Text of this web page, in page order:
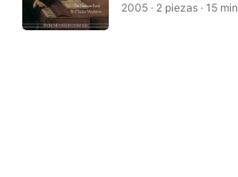
2005 · 2 piezas · 15 min